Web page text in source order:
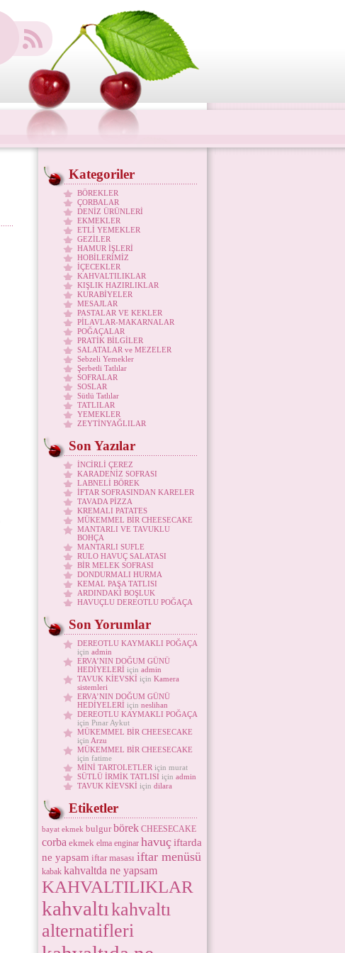
Kategoriler
BÖREKLER
ÇORBALAR
DENİZ ÜRÜNLERİ
EKMEKLER
ETLİ YEMEKLER
GEZİLER
HAMUR İŞLERİ
HOBİLERİMİZ
İÇECEKLER
KAHVALTILIKLAR
KIŞLIK HAZIRLIKLAR
KURABİYELER
MESAJLAR
PASTALAR VE KEKLER
PİLAVLAR-MAKARNALAR
POĞAÇALAR
PRATİK BİLGİLER
SALATALAR ve MEZELER
Sebzeli Yemekler
Şerbetli Tatlılar
SOFRALAR
SOSLAR
Sütlü Tatlılar
TATLILAR
YEMEKLER
ZEYTİNYAĞLILAR
Son Yazılar
İNCİRLİ ÇEREZ
KARADENİZ SOFRASI
LABNELİ BÖREK
İFTAR SOFRASINDAN KARELER
TAVADA PİZZA
KREMALI PATATES
MÜKEMMEL BİR CHEESECAKE
MANTARLI VE TAVUKLU
BOHÇA
MANTARLI SUFLE
RULO HAVUÇ SALATASI
BİR MELEK SOFRASI
DONDURMALI HURMA
KEMAL PAŞA TATLISI
ARDINDAKİ BOŞLUK
HAVUÇLU DEREOTLU POĞAÇA
Son Yorumlar
DEREOTLU KAYMAKLI POĞAÇA
için admin
ERVA’NIN DOĞUM GÜNÜ
HEDİYELERİ için admin
TAVUK KİEVSKİ için Kamera
sistemleri
ERVA’NIN DOĞUM GÜNÜ
HEDİYELERİ için neslihan
DEREOTLU KAYMAKLI POĞAÇA
için Pınar Aykut
MÜKEMMEL BİR CHEESECAKE
için Arzu
MÜKEMMEL BİR CHEESECAKE
için fatime
MİNİ TARTOLETLER için murat
SÜTLÜ İRMİK TATLISI için admin
TAVUK KİEVSKİ için dilara
Etiketler
bayat ekmek bulgur börek CHEESECAKE
corba ekmek elma enginar havuçiftarda
ne yapsam iftar masası iftar menüsü
kabak kahvaltda ne yapsam
KAHVALTILIKLAR
kahvaltıkahvaltı
alternatifleri